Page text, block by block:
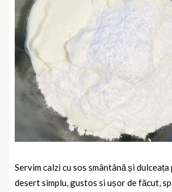
Servim calzi cu sos smântână și
desert simplu, gustos si ușor de făcut,